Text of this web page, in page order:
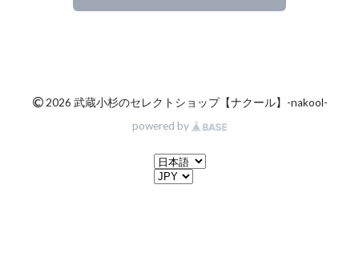
©2026 武蔵小杉のセレクトショップ【ナクール】-nakool-
powered by